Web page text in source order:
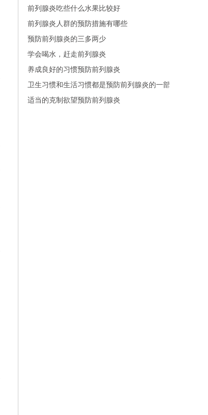
前列腺炎吃些什么水果比较好
前列腺炎人群的预防措施有哪些
预防前列腺炎的三多两少
学会喝水，赶走前列腺炎
养成良好的习惯预防前列腺炎
卫生习惯和生活习惯都是预防前列腺炎的一部分
适当的克制欲望预防前列腺炎